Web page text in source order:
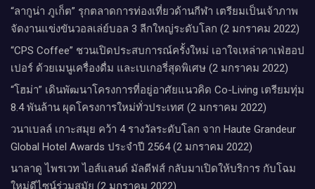
“ลากูน่า ภูเก็ต” รุกตลาดการท่องเที่ยวด้านกีฬา เตรียมเป็นเจ้าภาพ
จัดงานแข่งขันวอลเล่ย์บอล 3 ลีกใหญ่ระดับโลก (2 มกราคม 2022)
“CPS Coffee” ชวนเปิดประสบการณ์ครั้งใหม่ เอาใจเหล่าคาเฟ่ฮอป
เปอร์ ด้วยเมนูเครื่องดื่ม และเบเกอรี่สุดพิเศษ (2 มกราคม 2022)
“โฮม่า” เดินพัฒนาโครงการที่อยู่อาศัยแนวคิด Co-Living เตรียมทุ่ม
8.4 พันล้าน ผุดโครงการใหม่ทั่วประเทศ (2 มกราคม 2022)
วนาเบลล์ เกาะสมุย คว้า 4 รางวัลระดับโลก จาก Haute Grandeur
Global Hotel Awards ประจำปี 2564 (2 มกราคม 2022)
นาลาดู ไพรเวท ไอส์แลนด์ มัลดีฟส์ กลับมาเปิดให้บริการ กับโฉม
ใหม่ดีไซน์ร่วมสมัย (2 มกราคม 2022)